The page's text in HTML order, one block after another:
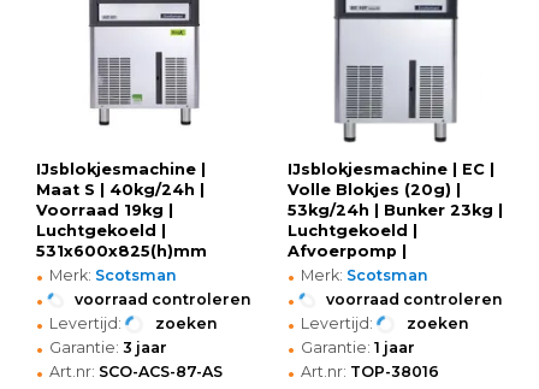
IJsblokjesmachine |
Maat S | 40kg/24h |
Voorraad 19kg |
Luchtgekoeld |
531x600x825(h)mm
• Merk: Scotsman
• voorraad controleren
• Levertijd: zoeken
• Garantie: 3 jaar
• Art.nr: SCO-ACS-87-AS
IJsblokjesmachine | EC |
Volle Blokjes (20g) |
53kg/24h | Bunker 23kg |
Luchtgekoeld |
Afvoerpomp |
531x600x930(h)mm
• Merk: Scotsman
• voorraad controleren
• Levertijd: zoeken
• Garantie: 1 jaar
• Art.nr: TOP-38016